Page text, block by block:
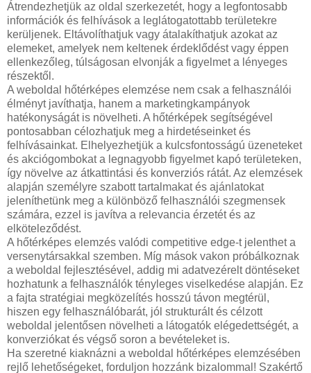
Átrendezhetjük az oldal szerkezetét, hogy a legfontosabb
információk és felhívások a leglátogatottabb területekre
kerüljenek. Eltávolíthatjuk vagy átalakíthatjuk azokat az
elemeket, amelyek nem keltenek érdeklődést vagy éppen
ellenkezőleg, túlságosan elvonják a figyelmet a lényeges
részektől.
A weboldal hőtérképes elemzése nem csak a felhasználói
élményt javíthatja, hanem a marketingkampányok
hatékonyságát is növelheti. A hőtérképek segítségével
pontosabban célozhatjuk meg a hirdetéseinket és
felhívásainkat. Elhelyezhetjük a kulcsfontosságú üzeneteket
és akciógombokat a legnagyobb figyelmet kapó területeken,
így növelve az átkattintási és konverziós rátát. Az elemzések
alapján személyre szabott tartalmakat és ajánlatokat
jeleníthetünk meg a különböző felhasználói szegmensek
számára, ezzel is javítva a relevancia érzetét és az
elköteleződést.
A hőtérképes elemzés valódi competitive edge-t jelenthet a
versenytársakkal szemben. Míg mások vakon próbálkoznak
a weboldal fejlesztésével, addig mi adatvezérelt döntéseket
hozhatunk a felhasználók tényleges viselkedése alapján. Ez
a fajta stratégiai megközelítés hosszú távon megtérül,
hiszen egy felhasználóbarát, jól strukturált és célzott
weboldal jelentősen növelheti a látogatók elégedettségét, a
konverziókat és végső soron a bevételeket is.
Ha szeretné kiaknázni a weboldal hőtérképes elemzésében
rejlő lehetőségeket, forduljon hozzánk bizalommal! Szakértő